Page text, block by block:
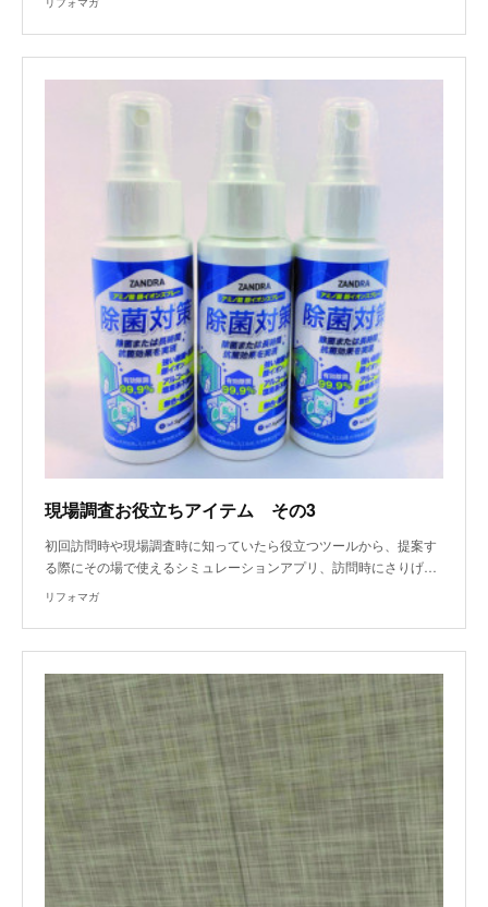
現場調査お役立ちアイテム その3
初回訪問時や現場調査時に知っていたら役立つツールから、提案す
る際にその場で使えるシミュレーションアプリ、訪問時にさりげ…
リフォマガ